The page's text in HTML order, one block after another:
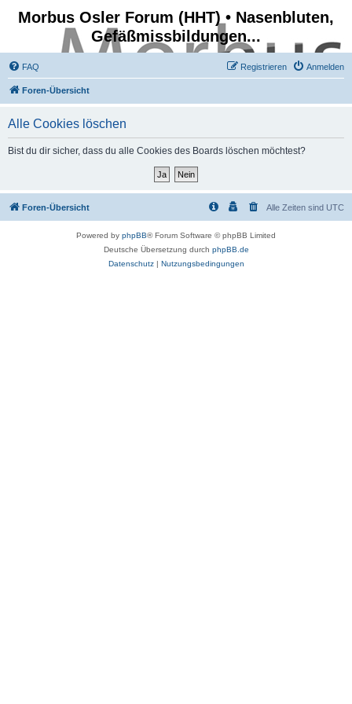
Morbus Osler Forum (HHT) • Nasenbluten,
Gefäßmissbildungen...
FAQ Anmelden
Registrieren
Foren-Übersicht
Alle Cookies löschen
Bist du dir sicher, dass du alle Cookies des Boards löschen möchtest?
Foren-Übersicht Alle Zeiten sind UTC
Powered by phpBB® Forum Software © phpBB Limited
Deutsche Übersetzung durch phpBB.de
Datenschutz| Nutzungsbedingungen